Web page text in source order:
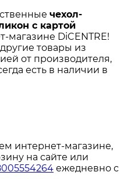
чехол-
с картой
магазине DiCENTRE!
товары из
от производителя,
есть в наличии в
интернет-магазине,
на сайте или
ежедневно с